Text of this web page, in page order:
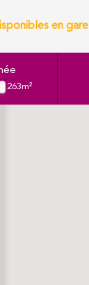
en gare
263m²